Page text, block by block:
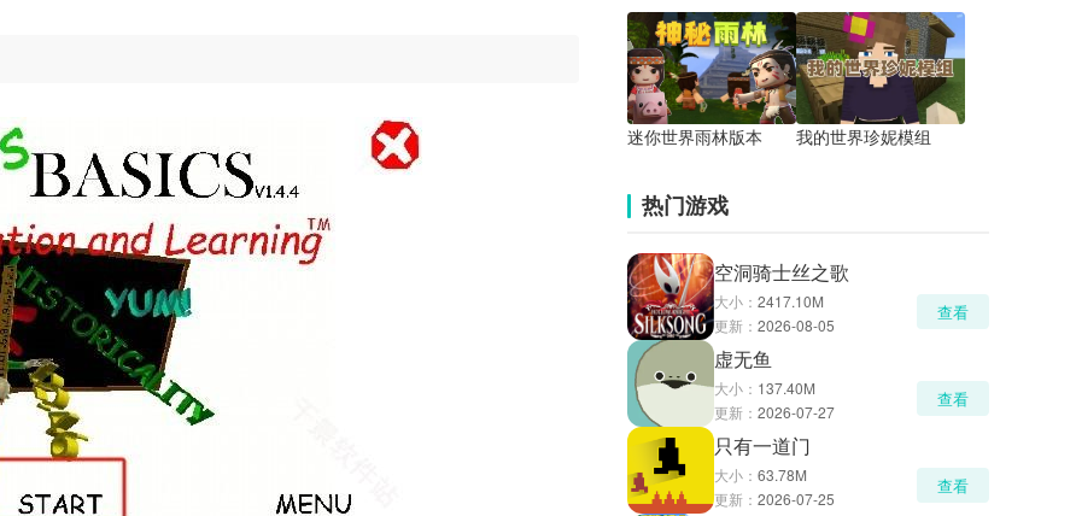
迷你世界雨林版本 我的世界珍妮模组
热门游戏
空洞骑士丝之歌
大小： 2417.10M
更新： 2026-08-05
查看
虚无鱼
大小： 137.40M
更新： 2026-07-27
查看
只有一道门
大小： 63.78M
更新： 2026-07-25
查看